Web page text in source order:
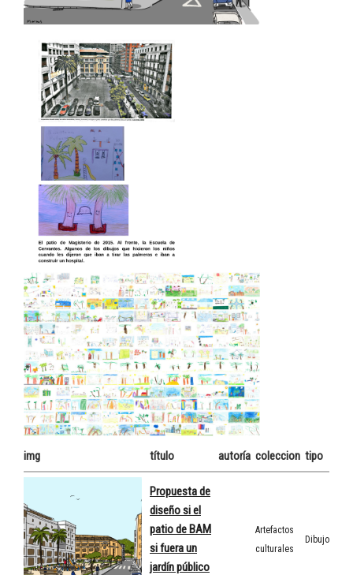
img título autoría coleccion tipo
Propuesta de
diseño si el
patio de BAM
si fuera un
jardín público
Artefactos
culturales
Dibujo